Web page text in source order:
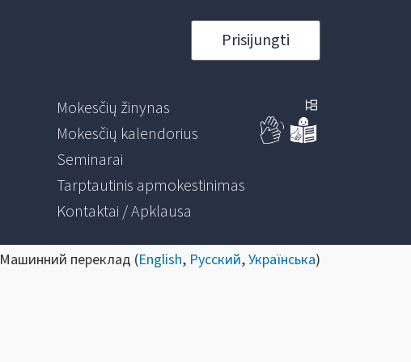
Prisijungti
Mokesčių žinynas
Mokesčių kalendorius
Seminarai
Tarptautinis apmokestinimas
Kontaktai / Apklausa
переклад (English, Русский,Українська)